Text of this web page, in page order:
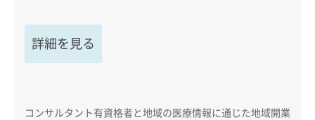
詳細を見る
コンサルタント有資格者と地域の医療情報に通じた地域開業